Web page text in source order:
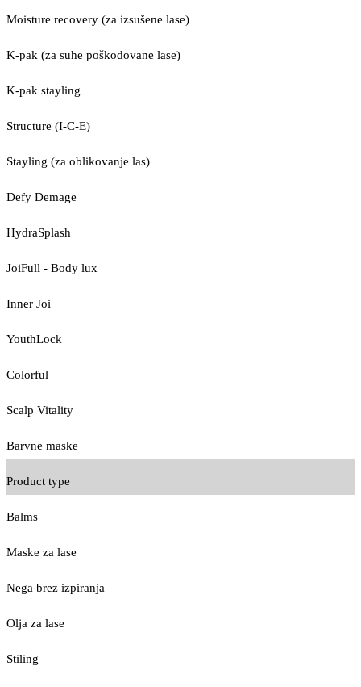
Moisture recovery (za izsušene lase)
K-pak (za suhe poškodovane lase)
K-pak stayling
Structure (I-C-E)
Stayling (za oblikovanje las)
Defy Demage
HydraSplash
JoiFull - Body lux
Inner Joi
YouthLock
Colorful
Scalp Vitality
Barvne maske
Product type
Balms
Maske za lase
Nega brez izpiranja
Olja za lase
Stiling